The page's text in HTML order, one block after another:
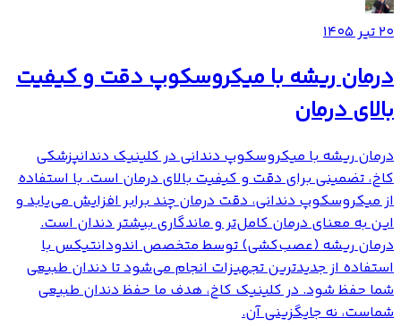
۲۰ تیر ۱۴۰۵
درمان ریشه با میکروسکوپ دقت و کیفیت
بالای درمان
درمان ریشه با میکروسکوپ دندانی در کلینیک دندانپزشکی
کاخ، تضمینی برای دقت و کیفیت بالای درمان است. با استفاده
از میکروسکوپ دندانی، دقت درمان چند برابر افزایش می‌یابد و
این به معنای درمان کامل‌تر و ماندگاری بیشتر دندان است.
درمان ریشه (عصب‌کشی) توسط متخصص اندودانتیکس با
استفاده از جدیدترین تجهیزات انجام می‌شود تا دندان طبیعی
شما حفظ شود. در کلینیک کاخ، هدف ما حفظ دندان طبیعی
شماست، نه جایگزینی آن.